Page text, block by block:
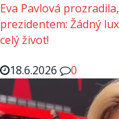
Eva Pavlová
prezidentem: Žádný
celý život!
18.6.2026
0